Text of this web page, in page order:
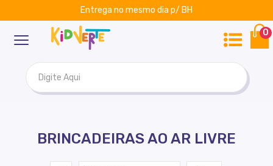
Entrega no mesmo dia p/ BH
0
Kidverte
BRINCADEIRAS AO AR LIVRE